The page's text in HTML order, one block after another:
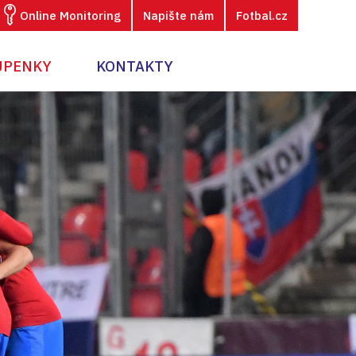
KONTAKTY
Online Monitoring Napište nám Fotbal.cz